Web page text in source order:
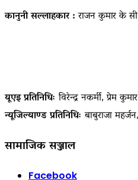
कानुनी सल्लाहकार :राजन कुमार के सी
यूएइ प्रतिनिधिः विरेन्द्र नकर्मी, प्रेम
न्यूजिल्याण्ड प्रतिनिधिः बाबुराजा
सामाजिक सञ्जाल
Facebook